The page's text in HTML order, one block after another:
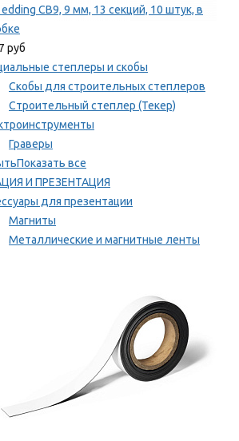
CB9, 9 мм, 13 секций, 10 штук, в
руб
степлеры и скобы
Скобы для строительных степлеров
Строительный степлер (Текер)
Граверы
Показать все
И ПРЕЗЕНТАЦИЯ
для презентации
Магниты
Металлические и магнитные ленты